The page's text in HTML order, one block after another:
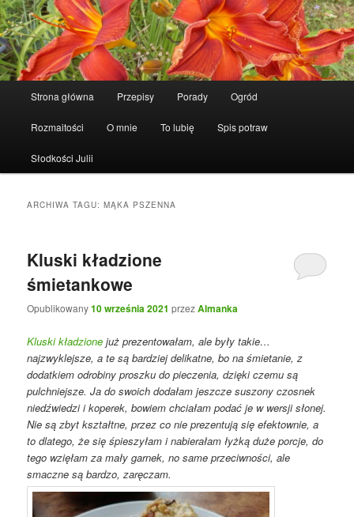
Strona główna Przepisy Porady Ogród
Rozmaitości O mnie To lubię Spis potraw
Słodkości Julii
ARCHIWA TAGU:MĄKA PSZENNA
Kluski kładzione
śmietankowe
Opublikowany10 września 2021 przezAlmanka
Kluski kładzione już prezentowałam, ale były takie…
najzwyklejsze, a te są bardziej delikatne, bo na śmietanie, z
dodatkiem odrobiny proszku do pieczenia, dzięki czemu są
pulchniejsze. Ja do swoich dodałam jeszcze suszony czosnek
niedźwiedzi i koperek, bowiem chciałam podać je w wersji słonej.
Nie są zbyt kształtne, przez co nie prezentują się efektownie, a
to dlatego, że się śpieszyłam i nabierałam łyżką duże porcje, do
tego wzięłam za mały garnek, no same przeciwności, ale
smaczne są bardzo, zaręczam.